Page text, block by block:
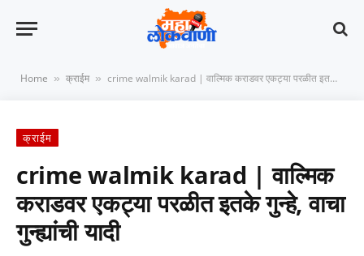
Home » क्राईम » crime walmik karad | वाल्मिक कराडवर एकट्या परळीत इतके गुन्हे, वाचा गुन्ह्यांची यादी
क्राईम
crime walmik karad | वाल्मिक
कराडवर एकट्या परळीत इतके गुन्हे, वाचा
गुन्ह्यांची यादी